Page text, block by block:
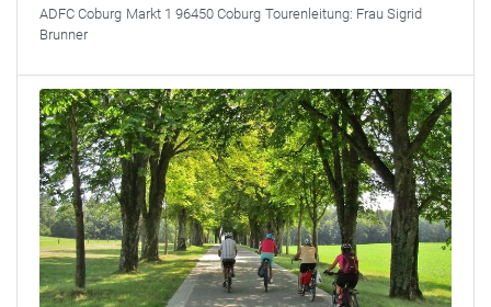
ADFC Coburg Markt 1 96450 Coburg Tourenleitung: Frau Sigrid
Brunner